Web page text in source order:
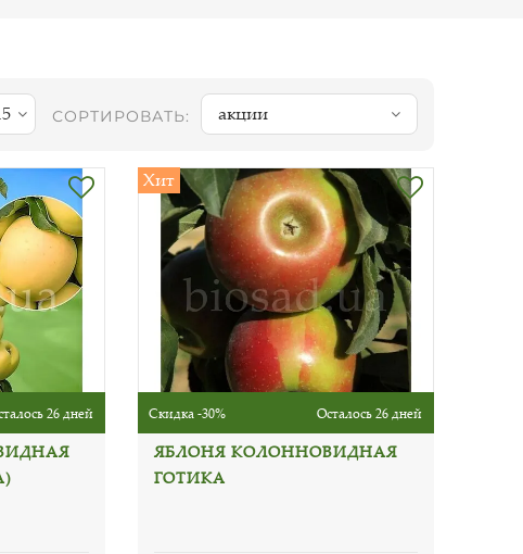
СОРТИРОВАТЬ: акции
26 дней
Хит
Скидка -30% Осталось 26 дней
ЯБЛОНЯ КОЛОННОВИДНАЯ
ГОТИКА